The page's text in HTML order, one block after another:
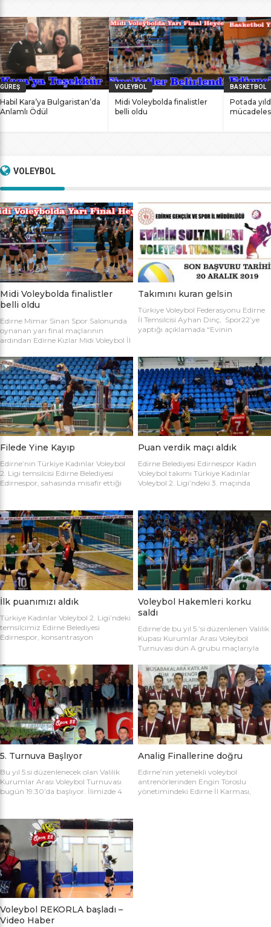
başarılarına yenilerini ekledi. İstanbul Ataköy’de 11-12 Mart
2017 tarihlerinde düzenlenen Masterlar […]
GÜREŞ
Habil Kara’ya Bulgaristan’da
Anlamlı Ödül
VOLEYBOL
Midi Voleybolda finalistler
belli oldu
BASKETBOL
Potada
VOLEYBOL
Midi Voleybolda finalistler
belli oldu
Edirne Mimar Sinan Spor Salonunda
oynanan yarı final maçlarının
ardından Edirne Kızlar Midi Voleybol İl
oynamaya hak kazanan takımlar
belirlendi. İlk oynanan yarı final
maçında Atletik Trakya takımını 25-
17, 25-7 ve 25-20’lik setlerle 3-0
mağlup eden Keşan Yıldızı takımı
finale adını ilk yazdıran takım oldu.
Oynanan ikinci maçta Avrupa
Yıldızları ile Kırcasalih […]
Takımını kuran gelsin
Türkiye Voleybol Federasyonu Edirne
İl Temsilcisi Ayhan Dinç, Spor22’ye
yaptığı açıklamada “Evinin
Temsilciliği olarak “Evinin Sultanları”
ismiyle Kadın Voleybol Turnuvası
organize ediliyor. 18 yaşını doldurmuş
tüm kadınların katılımına açık olan
turnuvaya katılım için takım
kaptanlarının sporcu listesini sağlık
raporlarıyla(sağlık ocağından
alınması yeterli) birlikte Gençlik Spor
İl […]
Filede Yine Kayıp
Edirne’nin Türkiye Kadınlar Voleybol
2. Ligi temsilcisi Edirne Belediyesi
Edirnespor, sahasında misafir ettiği
temsilcimiz Edirne Belediyesi
Edirnespor, Mimar Sinan Spor
Salonu’nda Manisa Salihli
Belediyespor’la karşılaştı. Takımlar
sahaya şu kadrolarla çıktılar: Edirne
Belediyesi Edirnespor: Simge, Edanur,
Sibel, Cere, Simge, Yaren, Halime,
Selay, Kübra, Deniz Salihli Belediye
Spor: […]
Puan verdik maçı aldık
Edirne Belediyesi Edirnespor Kadın
Voleybol takımı Türkiye Kadınlar
Voleybol 2. Ligi’ndeki 3. maçında
Salonu’nda Metin Demirbağ ve
Emrah Baran’ın yönettiği
karşılaşmaya takımlar şu kadrolarla
çıktılar: EDİRNESPOR: Simge
Gülağız, Edanur Bayraklı, Sibel Mert,
Ceren Atica, Simge Erden, S. Yaren
Tank, Halime Akay, Selay Çalışkan,
Büşra […]
İlk puanımızı aldık
Türkiye Kadınlar Voleybol 2. Ligi’ndeki
temsilcimiz Edirne Belediyesi
Edirnespor, konsantrasyon
Kadınlar Voleybol 2. Ligi’ne devam
edilirken Edirnespor Kadın Voleybol
Takımı Mimar Sinan Spor Salonu’nda
kendi seyircisi önünde ilk maçına çıktı.
İlk maçında deplasmanda Bursa
Nilüfer Belediyesi’ne 3-0 mağlup
olmuştu. İkinci maçında konuk ettiği
Biga […]
Voleybol Hakemleri korku
saldı
Edirne’de bu yıl 5.’si düzenlenen Valilik
Kupası Kurumlar Arası Voleybol
Turnuvası dün A grubu maçlarıyla
ile Ecacılar Odası karşı karşıya geldi.
Maçı üçyüzden fazla voleybol sever
izledi. Takımlar sahaya şu kadrolarla
çıktılar: Voleybol Hakemleri: Oğulcan
Kuru, Öyküm Akıncı, Ecem Göçmen,
Özge Göktaş, Rabia Acun, Gökay
Karatop, Semih Sormaz, Coşkun
Özsoy […]
5. Turnuva Başlıyor
Bu yıl 5.si düzenlenecek olan Valilik
Kurumlar Arası Voleybol Turnuvası
bugün 19:30’da başlıyor. İlimizde 4
bugün başlıyor. Toplamda 14 takımın
katılımıyla düzenlenen 5. Valilik
Voleybol Turnuvasının teknik
toplantısı ve kura çekimi Aliço
Pehlivan Sporcu Eğitim Merkezi
Toplantı Salonu’nda yapıldı.
Toplantıya Voleybol hakemi ve
antrenörü Engin Toroslu, Ayhan […]
Analig Finallerine doğru
Edirne’nin yetenekli voleybol
antrenörlerinden Engin Toroslu
yönetimindeki Edirne İl Karması,
Voleybol REKORLA başladı –
Video Haber